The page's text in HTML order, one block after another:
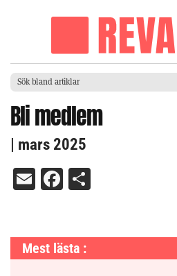
Bli medlem
| mars 2025
EmailFacebook
Mest lästa :